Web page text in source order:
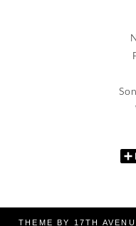
THEME BY 17TH